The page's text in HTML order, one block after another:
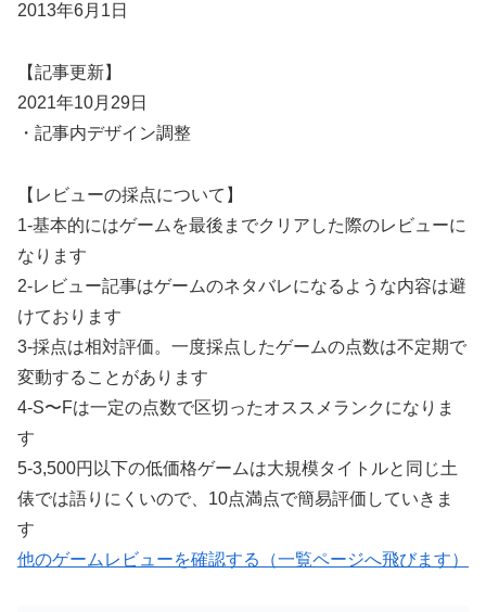
2013年6月1日
【記事更新】
2021年10月29日
・記事内デザイン調整
【レビューの採点について】
1-基本的にはゲームを最後までクリアした際のレビューに
なります
2-レビュー記事はゲームのネタバレになるような内容は避
けております
3-採点は相対評価。一度採点したゲームの点数は不定期で
変動することがあります
4-S〜Fは一定の点数で区切ったオススメランクになりま
す
5-3,500円以下の低価格ゲームは大規模タイトルと同じ土
俵では語りにくいので、10点満点で簡易評価していきま
す
他のゲームレビューを確認する（一覧ページへ飛びます）